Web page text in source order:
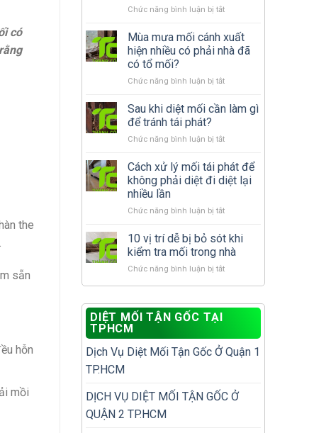
có
the
sẵn
hỗn
mồi
Chức năng bình luận bị tắtở
hiện
mối
ăn
trong
Nên
lý
gọi
dịch
vụ
mối?
Mùa mưa mối cánh xuất
hiện nhiều có phải nhà đã
có tổ mối?
Chức năng bình luận bị tắtở
mưa
xuất
nhiều
có
phải
đã
tổ
mối?
Sau khi diệt mối cần làm gì
để tránh tái phát?
Chức năng bình luận bị tắtở
khi
diệt
mối
làm
để
tránh
tái
phát?
Cách xử lý mối tái phát để
không phải diệt đi diệt lại
nhiều lần
Chức năng bình luận bị tắtở
xử
lý
mối
tái
không
diệt
lần
10 vị trí dễ bị bỏ sót khi
kiểm tra mối trong nhà
Chức năng bình luận bị tắtở
trí
bỏ
sót
mối
DIỆT MỐI TẬN GỐC TẠI
TPHCM
Dịch Vụ Diệt Mối Tận Gốc Ở Quận 1
TP.HCM
DỊCH VỤ DIỆT MỐI TẬN GỐC Ở
QUẬN 2 TP.HCM